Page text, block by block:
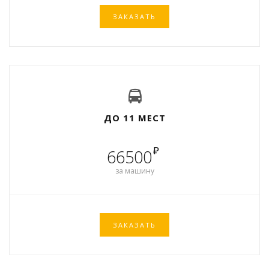
ЗАКАЗАТЬ
ДО 11 МЕСТ
66500₽
за машину
ЗАКАЗАТЬ